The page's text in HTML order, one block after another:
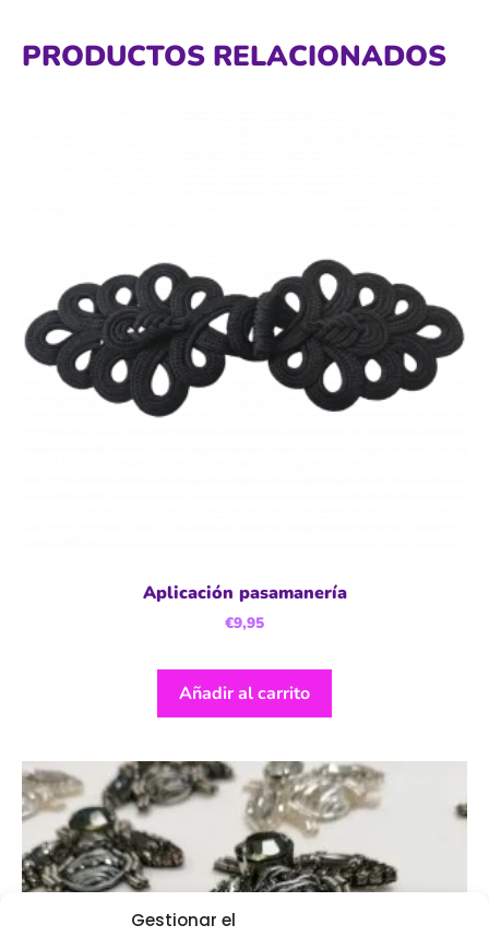
Gestionar el
PRODUCTOS RELACIONADOS
Aplicación pasamanería
€9,95
Añadir al carrito